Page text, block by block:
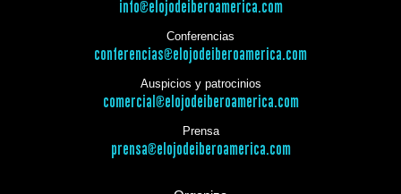
info@elojodeiberoamerica.com
Conferencias
conferencias@elojodeiberoamerica.com
Auspicios y patrocinios
comercial@elojodeiberoamerica.com
Prensa
prensa@elojodeiberoamerica.com